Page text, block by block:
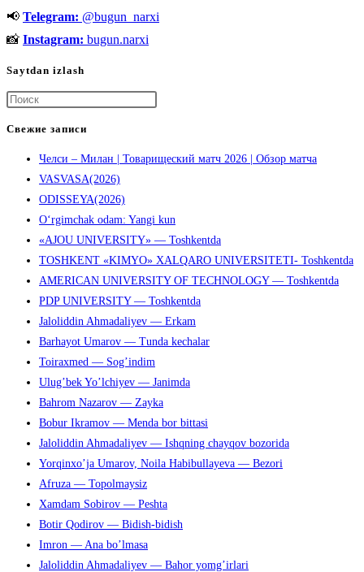
📢 Telegram: @bugun_narxi
📸 Instagram: bugun.narxi
Saytdan izlash
чтобы
поиска.
Свежие записи
Челси – Милан | Товарищеский матч 2026 | Обзор матча
VASVASA(2026)
ODISSEYA(2026)
O‘rgimchak odam: Yangi kun
«AJOU UNIVERSITY» — Toshkentda
TOSHKENT «KIMYO» XALQARO UNIVERSITETI- Toshkentda
AMERICAN UNIVERSITY OF TECHNOLOGY — Toshkentda
PDP UNIVERSITY — Toshkentda
Jaloliddin Ahmadaliyev — Erkam
Barhayot Umarov — Tunda kechalar
Toiraxmed — Sog’indim
Ulug’bek Yo’lchiyev — Janimda
Bahrom Nazarov — Zayka
Bobur Ikramov — Menda bor bittasi
Jaloliddin Ahmadaliyev — Ishqning chayqov bozorida
Yorqinxo’ja Umarov, Noila Habibullayeva — Bezori
Afruza — Topolmaysiz
Xamdam Sobirov — Peshta
Botir Qodirov — Bidish-bidish
Imron — Ana bo’lmasa
Jaloliddin Ahmadaliyev — Bahor yomg’irlari